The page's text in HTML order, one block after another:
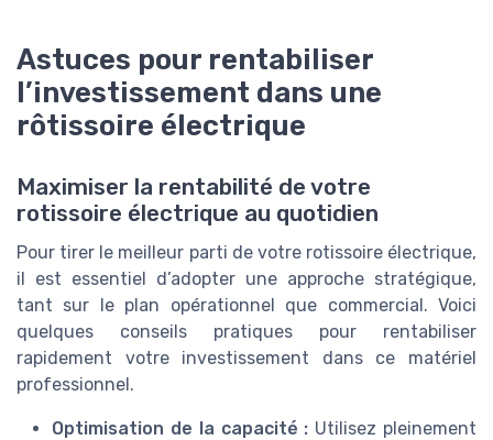
Astuces pour rentabiliser
l’investissement dans une
rôtissoire électrique
Maximiser la rentabilité de votre
rotissoire électrique au quotidien
Pour tirer le meilleur parti de votre rotissoire électrique,
il est essentiel d’adopter une approche stratégique,
tant sur le plan opérationnel que commercial. Voici
quelques conseils pratiques pour rentabiliser
rapidement votre investissement dans ce matériel
professionnel.
Optimisation de la capacité : Utilisez pleinement